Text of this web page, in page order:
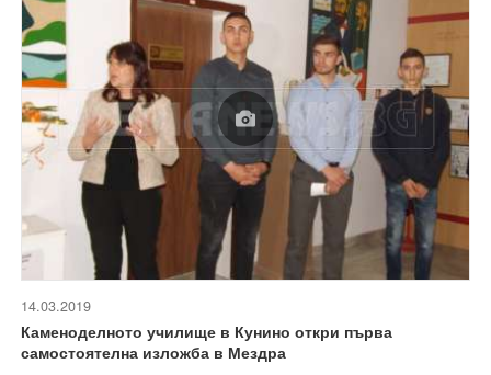
14.03.2019
Каменоделното училище в Кунино откри първа
самостоятелна изложба в Мездра